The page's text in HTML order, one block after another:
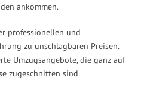
ankommen.
professionellen und
zu unschlagbaren Preisen.
Umzugsangebote, die ganz auf
zugeschnitten sind.